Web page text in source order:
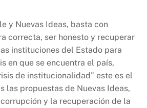
y Nuevas Ideas, basta con
correcta, ser honesto y recuperar
instituciones del Estado para
en que se encuentra el país,
de institucionalidad” este es el
las propuestas de Nuevas Ideas,
y la recuperación de la